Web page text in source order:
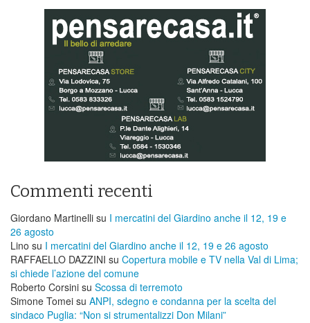
Commenti recenti
Giordano Martinelli su I mercatini del Giardino anche il 12, 19 e
26 agosto
Lino su I mercatini del Giardino anche il 12, 19 e 26 agosto
RAFFAELLO DAZZINI su ​Copertura mobile e TV nella Val di Lima;
si chiede l’azione del comune
Roberto Corsini su Scossa di terremoto
Simone Tomei su ANPI, sdegno e condanna per la scelta del
sindaco Puglia: “Non si strumentalizzi Don Milani”